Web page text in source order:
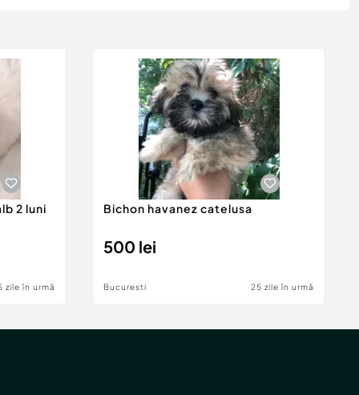
2 luni
zile în urmă
Bichon havanez catelusa
500 lei
Bucuresti 25 zile în urmă